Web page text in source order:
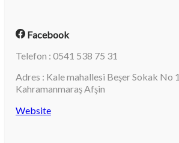
Facebook
Telefon : 0541 538 75 31
Adres : Kale mahallesi Beşer Sokak No 1
Kahramanmaraş Afşin
Website